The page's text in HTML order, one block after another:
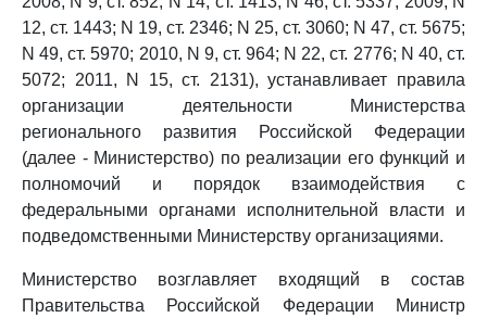
12, ст. 1443; N 19, ст. 2346; N 25, ст. 3060; N 47, ст. 5675;
N 49, ст. 5970; 2010, N 9, ст. 964; N 22, ст. 2776; N 40, ст.
5072; 2011, N 15, ст. 2131), устанавливает правила
организации деятельности Министерства
регионального развития Российской Федерации
(далее - Министерство) по реализации его функций и
полномочий и порядок взаимодействия с
федеральными органами исполнительной власти и
подведомственными Министерству организациями.
Министерство возглавляет входящий в состав
Правительства Российской Федерации Министр